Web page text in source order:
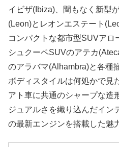
イビザ(Ibiza)、間もなく新型
(Leon)とレオンエステート
コンパクトな都市型SUVアロ
シュクーペSUVのアテカ
のアラバマ(Alhambra)と各種
ボディスタイルは何処かで見
アト車に共通のシャープな造
ジュアルさを織り込んだイン
の最新エンジンを搭載した魅